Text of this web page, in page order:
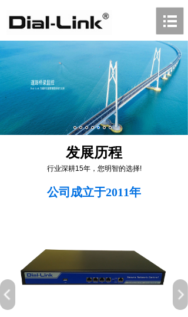
发展历程
行业深耕15年，您明智的选择!
公司成立于2011年